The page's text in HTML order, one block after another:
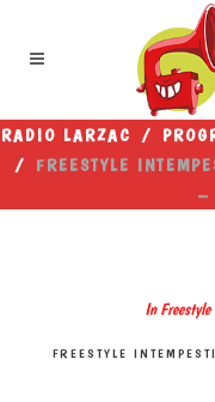
RADIO LARZAC /
/ FREESTYLE
–
In
FREESTYLE